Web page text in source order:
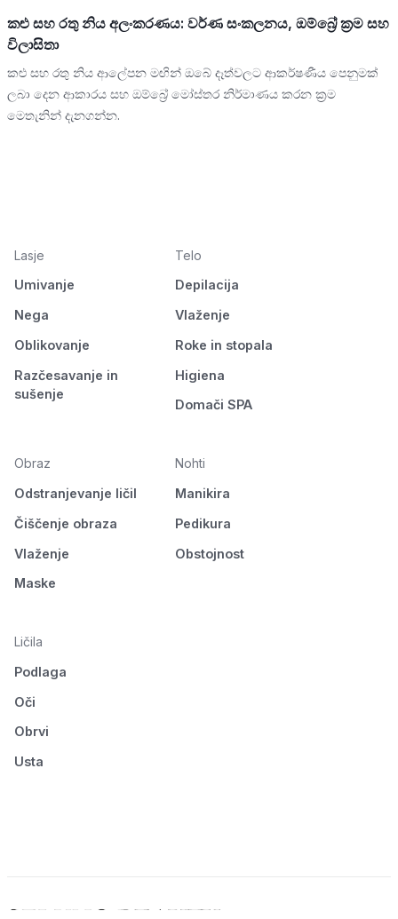
කළු සහ රතු නිය අලංකරණය: වර්ණ සංකලනය, ඔම්බ්‍රේ ක්‍රම සහ
විලාසිතා
කළු සහ රතු නිය ආලේපන මඟින් ඔබේ දෑත්වලට ආකර්ෂණීය පෙනුමක්
ලබා දෙන ආකාරය සහ ඔම්බ්‍රේ මෝස්තර නිර්මාණය කරන ක්‍රම
මෙතැනින් දැනගන්න.
Lasje
Umivanje
Nega
Oblikovanje
Razčesavanje in
sušenje
Telo
Depilacija
Vlaženje
Roke in stopala
Higiena
Domači SPA
Obraz
Odstranjevanje ličil
Čiščenje obraza
Vlaženje
Maske
Nohti
Manikira
Pedikura
Obstojnost
Ličila
Podlaga
Oči
Obrvi
Usta